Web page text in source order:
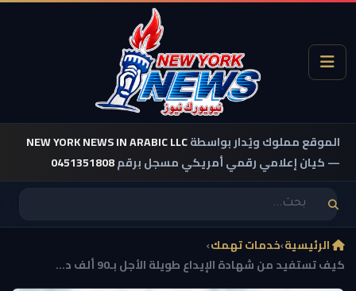
الموقع مملوك ويُدار بواسطةNEW YORK NEWS IN ARABIC LLC
— كيان إعلامي رقمي أمريكي مسجل برقم0451351808
الرئيسية›خدمات تهمك›
كيف تستفيد من شهادة الإيداع طويلة الأجل بـ90 ألف د...